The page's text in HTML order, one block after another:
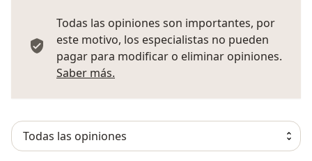
Todas las opiniones son importantes, por
este motivo, los especialistas no pueden
pagar para modificar o eliminar opiniones.
Saber más.